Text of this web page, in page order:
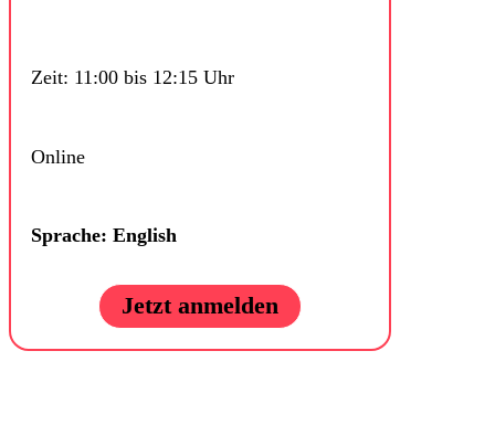
Zeit: 11:00 bis 12:15 Uhr
Online
Sprache: English
Jetzt anmelden